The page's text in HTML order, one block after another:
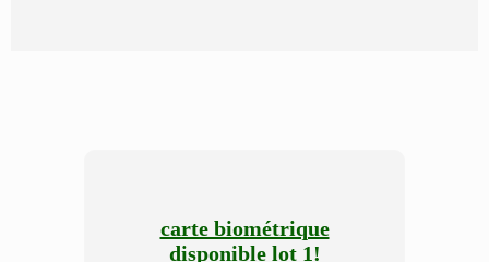
carte biométrique
disponible lot 1!